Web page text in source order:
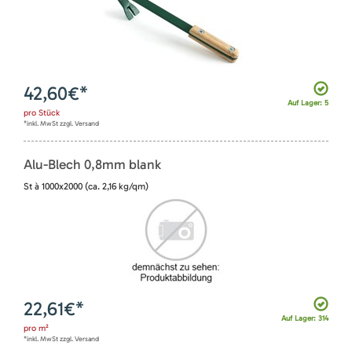
Auf Lager: 5
42,60€*
pro Stück
*inkl. MwSt zzgl. Versand
Alu-Blech 0,8mm blank
St à 1000x2000 (ca. 2,16 kg/qm)
Auf Lager: 314
22,61€*
pro m²
*inkl. MwSt zzgl. Versand